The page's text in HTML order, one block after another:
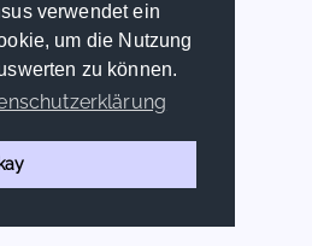
verwendet ein
um die Nutzung
zu können.